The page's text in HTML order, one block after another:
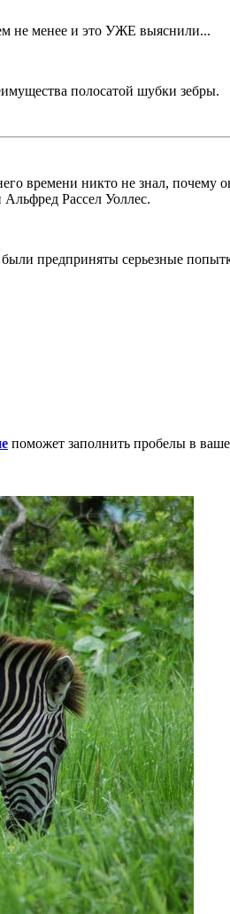
не менее и это УЖЕ выяснили...
полосатой шубки зебры.
времени никто не знал,
Рассел Уоллес.
предприняты серьезные
поможет заполнить пробелы в